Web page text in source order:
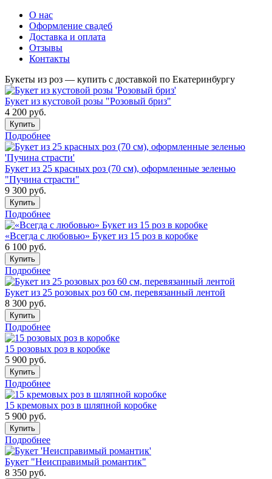
О нас
Оформление свадеб
Доставка и оплата
Отзывы
Контакты
Букеты из роз — купить с доставкой по Екатеринбургу
Букет из кустовой розы "Розовый бриз"
4 200 руб.
Купить
Подробнее
Букет из 25 красных роз (70 см), оформленные зеленью
"Пучина страсти"
9 300 руб.
Купить
Подробнее
«Всегда с любовью» Букет из 15 роз в коробке
6 100 руб.
Купить
Подробнее
Букет из 25 розовых роз 60 см, перевязанный лентой
8 300 руб.
Купить
Подробнее
15 розовых роз в коробке
5 900 руб.
Купить
Подробнее
15 кремовых роз в шляпной коробке
5 900 руб.
Купить
Подробнее
Букет "Неисправимый романтик"
8 350 руб.